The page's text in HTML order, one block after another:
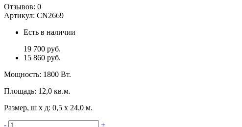
Отзывов: 0
Артикул: CN2669
Есть в наличии
19 700 руб.
15 860 руб.
Мощность: 1800 Вт.
Площадь: 12,0 кв.м.
Размер, ш х д: 0,5 х 24,0 м.
-
+